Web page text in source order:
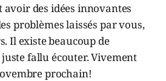
des idées innovantes
problèmes laissés par vous,
Il existe beaucoup de
fallu écouter. Vivement
prochain!